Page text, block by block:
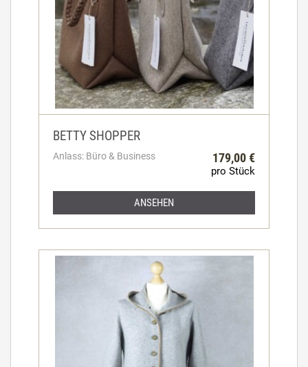
BETTY SHOPPER
Anlass: Büro & Business 179,00 €
pro Stück
ANSEHEN